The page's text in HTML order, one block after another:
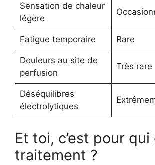
Sensation de chaleur
légère
Fatigue temporaire Rare
Douleurs au site de
perfusion
Très rare
Déséquilibres
électrolytiques
Et toi, c’est pour qui
traitement ?